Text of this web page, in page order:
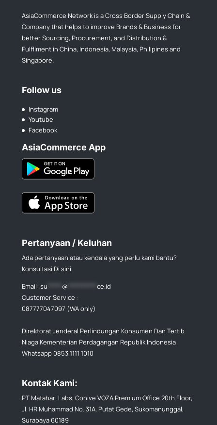
AsiaCommerce Network is a Cross Border Supply Chain &
Company that helps to improve Brands & Business for
better Sourcing, Procurement, and Distribution &
Fulfllment in China, Indonesia, Malaysia, Philipines and
Singapore.
Follow us
Instagram
Youtube
Facebook
AsiaCommerce App
Pertanyaan / Keluhan
Ada pertanyaan atau kendala yang perlu kami bantu?
Konsultasi Di sini
Email: su @
ce.id
Customer Service :
087777047097 (WA only)
Direktorat Jenderal Perlindungan Konsumen Dan Tertib
Niaga Kementerian Perdagangan Republik Indonesia
Whatsapp 0853 1111 1010
Kontak Kami:
PT Matahari Labs, Cohive VOZA Premium Office 20th Floor,
Jl. HR Muhammad No. 31A, Putat Gede, Sukomanunggal,
Surabaya 60189